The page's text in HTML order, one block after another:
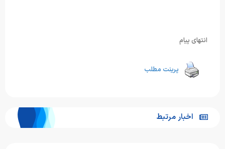
انتهای پیام
پرینت مطلب
اخبار مرتبط